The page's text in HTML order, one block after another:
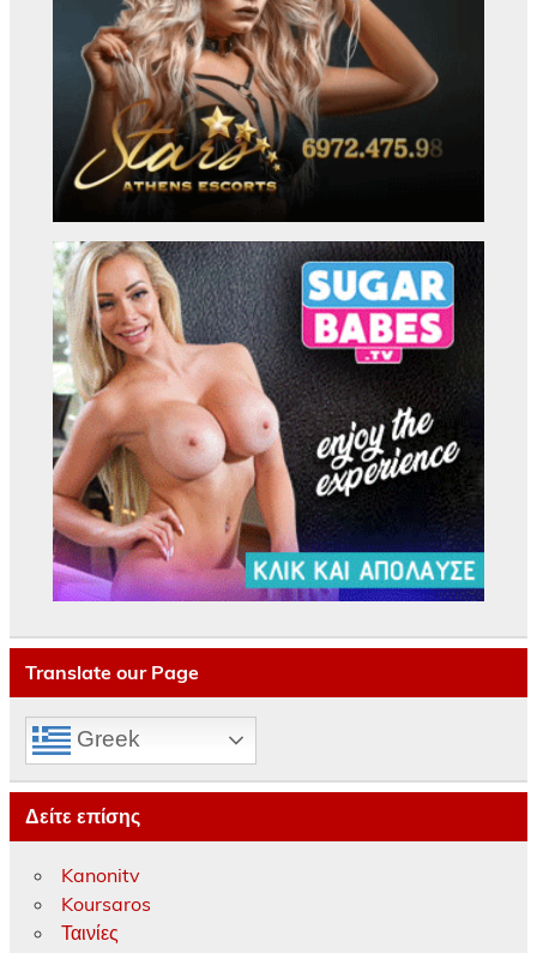
Translate our Page
Greek
Δείτε επίσης
Kanonitv
Koursaros
Ταινίες